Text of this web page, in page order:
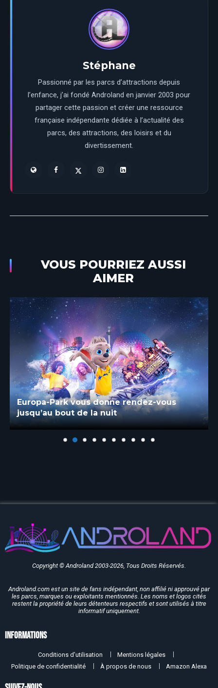
Stéphane
Passionné par les parcs d’attractions depuis
l’enfance, j’ai fondé Androland en janvier 2003 pour
partager cette passion et créer une ressource
française indépendante dédiée à l’actualité des
parcs, des attractions, des loisirs et du
divertissement.
VOUS POURRIEZ AUSSI
AIMER
Europa-Park vous donne rendez-vous
jusqu’au bout de la nuit
Copyright © Androland 2003-2026, Tous Droits Réservés.
Androland.com est un site de fans indépendant, non affilié ni approuvé par
les parcs, marques ou exploitants mentionnés. Les noms et logos cités
restent la propriété de leurs détenteurs respectifs et sont utilisés à titre
informatif uniquement.
Informations
Conditions d’utilisation
Mentions légales
Politique de confidentialité
À propos de nous Amazon Alexa